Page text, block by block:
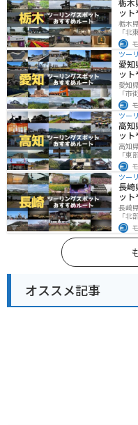
栃木
ッ
栃木
「
ト紹
など
イク
い。
ツー
愛知
ッ
愛知
「
のル
山、
喫す
ング
ツー
高知
ッ
高知
「東
山と
しみ
際は
ツー
長崎
ッ
長崎
「北
す。
多く
県に
オススメ記事